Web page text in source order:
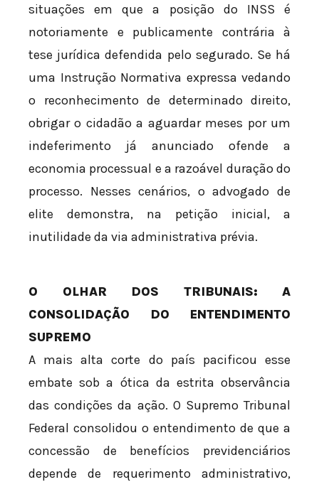
situações em que a posição do INSS é
notoriamente e publicamente contrária à
tese jurídica defendida pelo segurado. Se há
uma Instrução Normativa expressa vedando
o reconhecimento de determinado direito,
obrigar o cidadão a aguardar meses por um
indeferimento já anunciado ofende a
economia processual e a razoável duração do
processo. Nesses cenários, o advogado de
elite demonstra, na petição inicial, a
inutilidade da via administrativa prévia.
O OLHAR DOS TRIBUNAIS: A
CONSOLIDAÇÃO DO ENTENDIMENTO
SUPREMO
A mais alta corte do país pacificou esse
embate sob a ótica da estrita observância
das condições da ação. O Supremo Tribunal
Federal consolidou o entendimento de que a
concessão de benefícios previdenciários
depende de requerimento administrativo,